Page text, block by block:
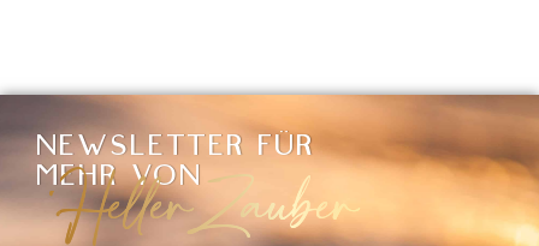
NEWSLETTER FÜR
MEHR VON
HellerZauber